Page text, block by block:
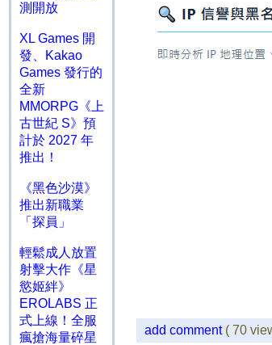
測開放
XL Games 開
發、Kakao
Games 發行的
全新
MMORPG《上
古世紀 S》預
計於 2027 年
推出！
《黑色沙漠》
推出新職業
「探員」
輕鬆成人放置
射擊大作《星
慾姬絆》
EROLABS 正
式上線！全服
瘋搶海量碎星
add comment ( 70